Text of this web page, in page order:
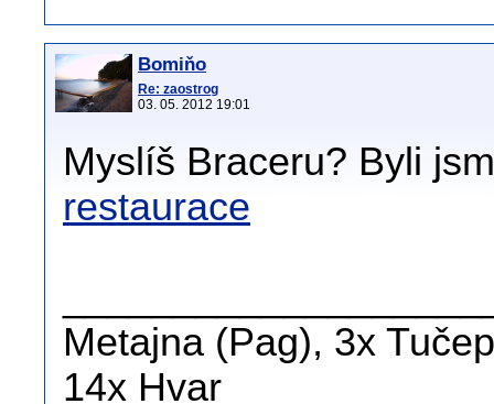
Bomiňo
Re: zaostrog
03. 05. 2012 19:01
Myslíš Braceru? Byli
restaurace
Metajna (Pag), 3x
14x Hvar